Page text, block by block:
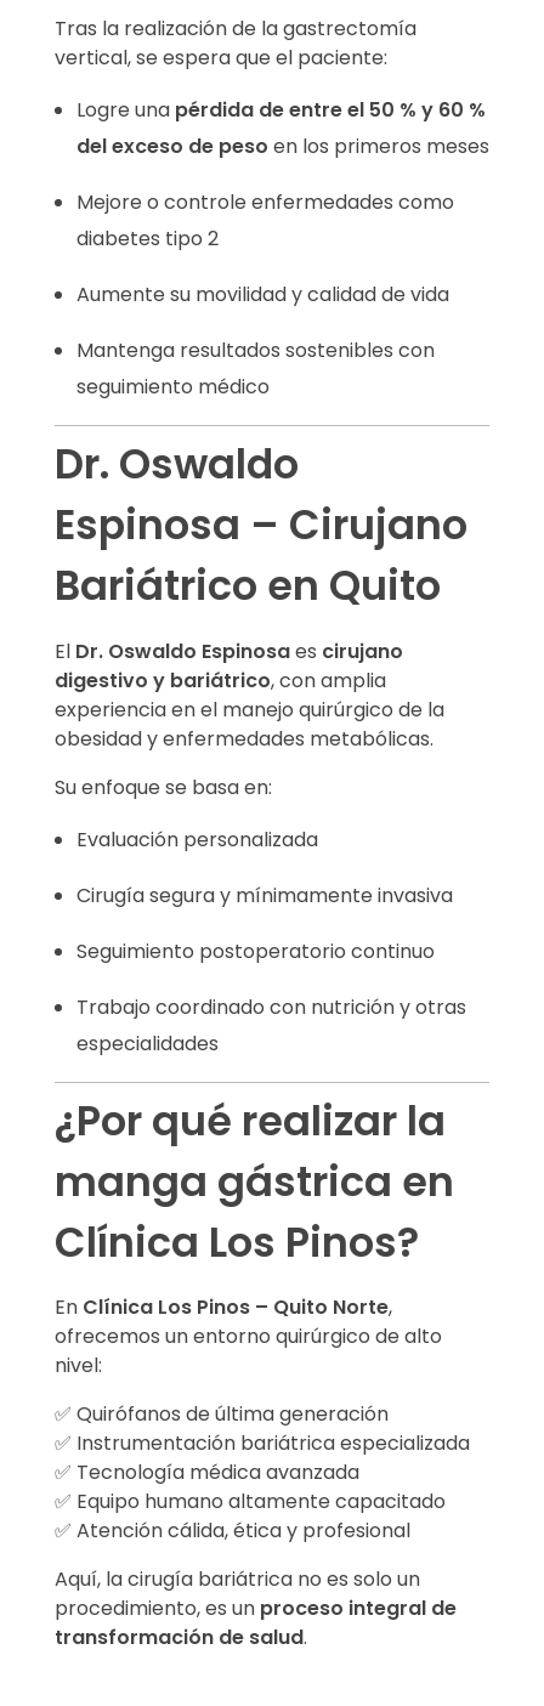
Tras la realización de la gastrectomía
vertical, se espera que el paciente:
Logre una pérdida de entre el 50 % y 60 %
del exceso de peso en los primeros meses
Mejore o controle enfermedades como
diabetes tipo 2
Aumente su movilidad y calidad de vida
Mantenga resultados sostenibles con
seguimiento médico
Dr. Oswaldo
Espinosa – Cirujano
Bariátrico en Quito
El Dr. Oswaldo Espinosaes cirujano
digestivo y bariátrico, con amplia
experiencia en el manejo quirúrgico de la
obesidad y enfermedades metabólicas.
Su enfoque se basa en:
Evaluación personalizada
Cirugía segura y mínimamente invasiva
Seguimiento postoperatorio continuo
Trabajo coordinado con nutrición y otras
especialidades
¿Por qué realizar la
manga gástrica en
Clínica Los Pinos?
En Clínica Los Pinos – Quito Norte,
ofrecemos un entorno quirúrgico de alto
nivel:
✅ Quirófanos de última generación
✅ Instrumentación bariátrica especializada
✅ Tecnología médica avanzada
✅ Equipo humano altamente capacitado
✅ Atención cálida, ética y profesional
Aquí, la cirugía bariátrica no es solo un
procedimiento, es un proceso integral de
transformación de salud.